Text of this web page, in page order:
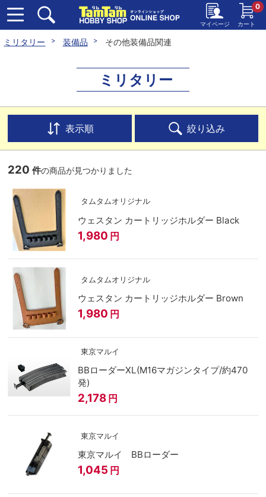
マイページ カート
0
ミリタリー 装備品 その他装備品関連
ミリタリー
表示順 絞り込み
220 件の商品が見つかりました
タムタムオリジナル
ウェスタン カートリッジホルダー Black
1,980 円
タムタムオリジナル
ウェスタン カートリッジホルダー Brown
1,980 円
東京マルイ
BBローダーXL(M16マガジンタイプ/約470
発)
2,178 円
東京マルイ
東京マルイ BBローダー
1,045 円